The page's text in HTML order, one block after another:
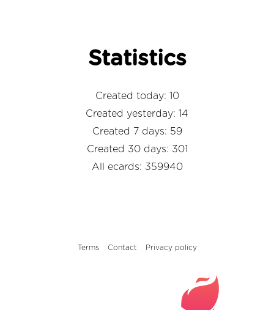
Statistics
Created today: 10
Created yesterday: 14
Created 7 days: 59
Created 30 days: 301
All ecards: 359940
Terms Contact Privacy policy